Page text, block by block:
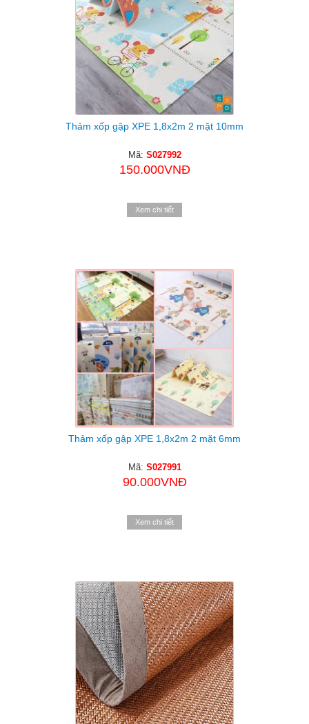
Thảm xốp gập XPE 1,8x2m 2 mặt 10mm
Mã: S027992
150.000VNĐ
Xem chi tiết
Thảm xốp gập XPE 1,8x2m 2 mặt 6mm
Mã: S027991
90.000VNĐ
Xem chi tiết